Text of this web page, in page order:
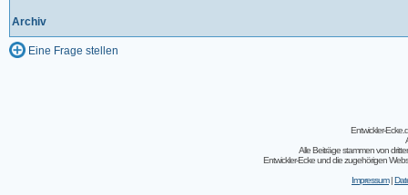
Archiv
Eine Frage stellen
Entwickler-
Alle Beiträge stammen von
Entwickler-Ecke und die zugehörigen
Impressum|